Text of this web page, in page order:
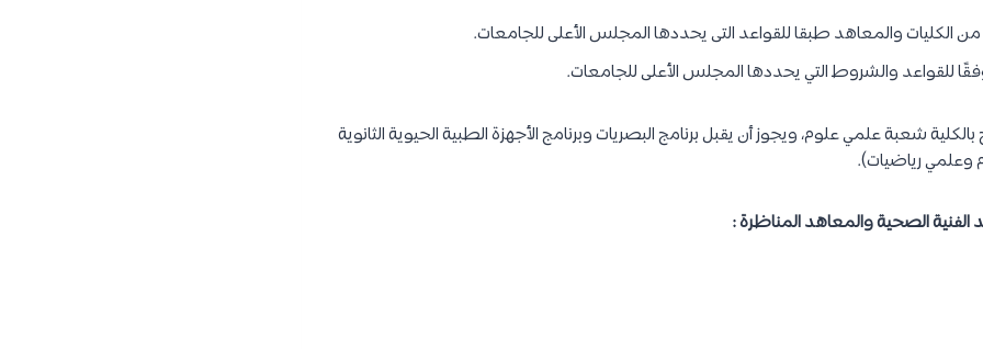
الكليات والمعاهد طبقا للقواعد التى يحددها المجلس الأعلى للجامعات.
للقواعد والشروط التي يحددها المجلس الأعلى للجامعات.
شعبة علمي علوم، ويجوز أن يقبل برنامج البصريات وبرنامج الأجهزة الطبية الحيوية الثانوية
وعلمي رياضيات).
الصحية والمعاهد المناظرة :